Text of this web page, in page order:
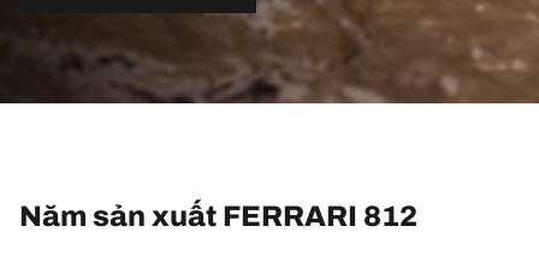
Năm sản xuất FERRARI 812